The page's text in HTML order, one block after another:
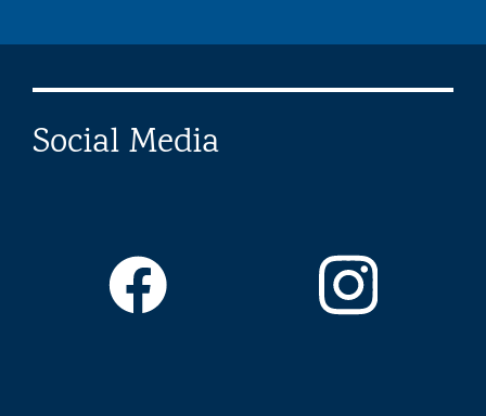
Social Media